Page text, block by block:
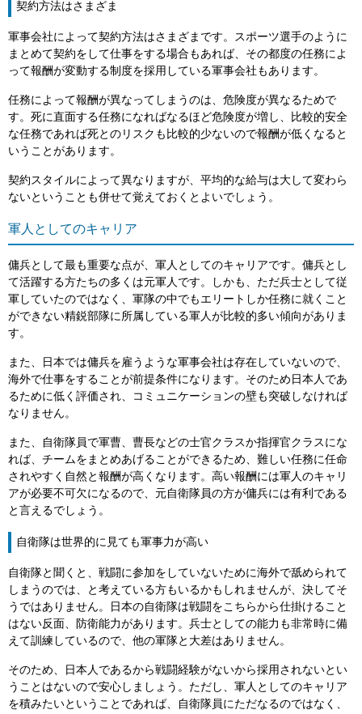
契約方法はさまざま
軍事会社によって契約方法はさまざまです。スポーツ選手のように
まとめて契約をして仕事をする場合もあれば、その都度の任務によ
って報酬が変動する制度を採用している軍事会社もあります。
任務によって報酬が異なってしまうのは、危険度が異なるためで
す。死に直面する任務になればなるほど危険度が増し、比較的安全
な任務であれば死とのリスクも比較的少ないので報酬が低くなると
いうことがあります。
契約スタイルによって異なりますが、平均的な給与は大して変わら
ないということも併せて覚えておくとよいでしょう。
軍人としてのキャリア
傭兵として最も重要な点が、軍人としてのキャリアです。傭兵とし
て活躍する方たちの多くは元軍人です。しかも、ただ兵士として従
軍していたのではなく、軍隊の中でもエリートしか任務に就くこと
ができない精鋭部隊に所属している軍人が比較的多い傾向がありま
す。
また、日本では傭兵を雇うような軍事会社は存在していないので、
海外で仕事をすることが前提条件になります。そのため日本人であ
るために低く評価され、コミュニケーションの壁も突破しなければ
なりません。
また、自衛隊員で軍曹、曹長などの士官クラスか指揮官クラスにな
れば、チームをまとめあげることができるため、難しい任務に任命
されやすく自然と報酬が高くなります。高い報酬には軍人のキャリ
アが必要不可欠になるので、元自衛隊員の方が傭兵には有利である
と言えるでしょう。
自衛隊は世界的に見ても軍事力が高い
自衛隊と聞くと、戦闘に参加をしていないために海外で舐められて
しまうのでは、と考えている方もいるかもしれませんが、決してそ
うではありません。日本の自衛隊は戦闘をこちらから仕掛けること
はない反面、防衛能力があります。兵士としての能力も非常時に備
えて訓練しているので、他の軍隊と大差はありません。
そのため、日本人であるから戦闘経験がないから採用されないとい
うことはないので安心しましょう。ただし、軍人としてのキャリア
を積みたいということであれば、自衛隊員にただなるのではなく、